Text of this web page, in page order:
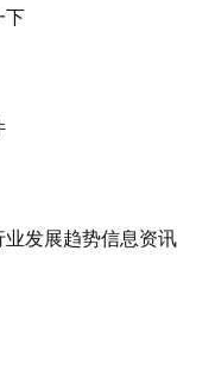
下
发展趋势信息资讯